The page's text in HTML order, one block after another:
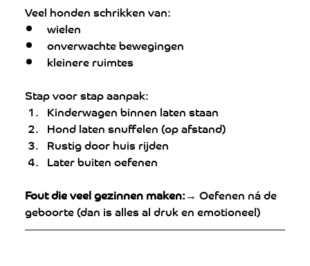
Veel honden schrikken van:
wielen
onverwachte bewegingen
kleinere ruimtes
Stap voor stap aanpak:
Kinderwagen binnen laten staan
Hond laten snuffelen (op afstand)
Rustig door huis rijden
Later buiten oefenen
Fout die veel gezinnen maken:→ Oefenen ná de
geboorte (dan is alles al druk en emotioneel)